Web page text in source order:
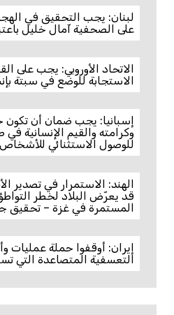
لبنان: يجب التحقيق في
على الصحفية آمال خليل
الاتحاد الأوروبي: يجب على
الاستجابة للوضع في سبتة
إسبانيا: يجب ضمان أن تكون
وكرامته والقيم الإنسانية
للوصول الاستثنائي
الهند: الاستمرار في تصدير
قد يعرّض البلاد لخطر
المستمرة في غزة – تحقيق
إيران: أوقفوا حملة عمليات
التعسفية المتصاعدة التي